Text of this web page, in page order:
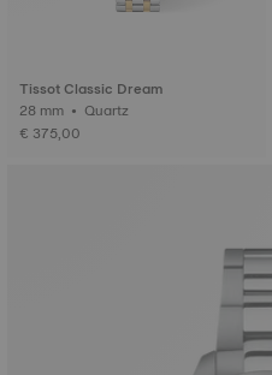
Tissot Classic Dream
28 mm • Quartz
€ 375,00